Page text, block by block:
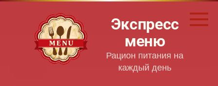
Перейти
Экспресс
меню
Рацион питания на
каждый день